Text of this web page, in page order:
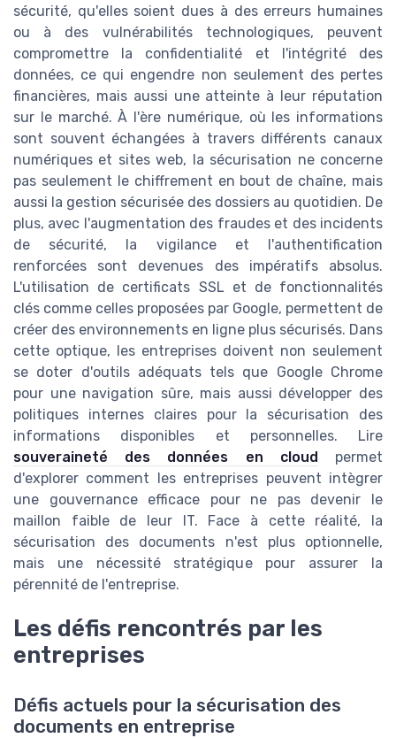
sécurité, qu'elles soient dues à des erreurs humaines
ou à des vulnérabilités technologiques, peuvent
compromettre la confidentialité et l'intégrité des
données, ce qui engendre non seulement des pertes
financières, mais aussi une atteinte à leur réputation
sur le marché. À l'ère numérique, où les informations
sont souvent échangées à travers différents canaux
numériques et sites web, la sécurisation ne concerne
pas seulement le chiffrement en bout de chaîne, mais
aussi la gestion sécurisée des dossiers au quotidien. De
plus, avec l'augmentation des fraudes et des incidents
de sécurité, la vigilance et l'authentification
renforcées sont devenues des impératifs absolus.
L'utilisation de certificats SSL et de fonctionnalités
clés comme celles proposées par Google, permettent de
créer des environnements en ligne plus sécurisés. Dans
cette optique, les entreprises doivent non seulement
se doter d'outils adéquats tels que Google Chrome
pour une navigation sûre, mais aussi développer des
politiques internes claires pour la sécurisation des
informations disponibles et personnelles. Lire
souveraineté des données en cloud
permet
d'explorer comment les entreprises peuvent intègrer
une gouvernance efficace pour ne pas devenir le
maillon faible de leur IT. Face à cette réalité, la
sécurisation des documents n'est plus optionnelle,
mais une nécessité stratégique pour assurer la
pérennité de l'entreprise.
Les défis rencontrés par les
entreprises
Défis actuels pour la sécurisation des
documents en entreprise